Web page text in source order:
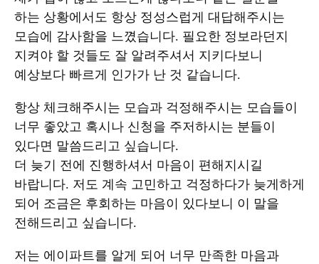
하는 상황에서도 항상 정성스럽게 대답해주시는
모습에 감사함을 느꼈습니다. 필요한 정보라던지
지켜야 할 것들도 잘 알려주셔서 지키다보니
예상보다 빠르게 인가가 난 것 같습니다.
항상 체크해주시는 모습과 걱정해주시는 모습들이
너무 좋았고 혹시나 신청을 주저하시는 분들이
있다면 말씀드리고 싶습니다.
더 늦기 전에 진행하셔서 마음이 편해지시길
바랍니다. 저도 계속 고민하고 걱정하다가 늦게하게
되어 조금은 후회하는 마음이 있다보니 이 말을
전해드리고 싶습니다.
저는 에이파트를 알게 되어 너무 만족한 마음과